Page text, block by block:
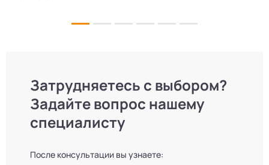
Затрудняетесь с выбором?
Задайте вопрос нашему
специалисту
После консультации вы узнаете: